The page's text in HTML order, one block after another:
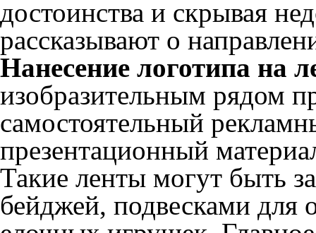
достоинства и скрывая
рассказывают о
Нанесение логотипа на
изобразительным рядом
самостоятельный
презентационный
Такие ленты могут быть
бейджей, подвесками для